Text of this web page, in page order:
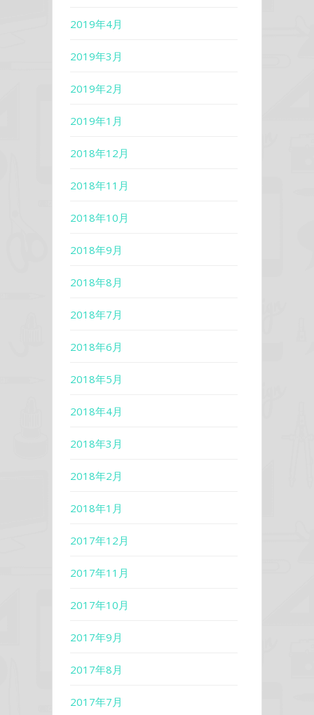
2019年4月
2019年3月
2019年2月
2019年1月
2018年12月
2018年11月
2018年10月
2018年9月
2018年8月
2018年7月
2018年6月
2018年5月
2018年4月
2018年3月
2018年2月
2018年1月
2017年12月
2017年11月
2017年10月
2017年9月
2017年8月
2017年7月